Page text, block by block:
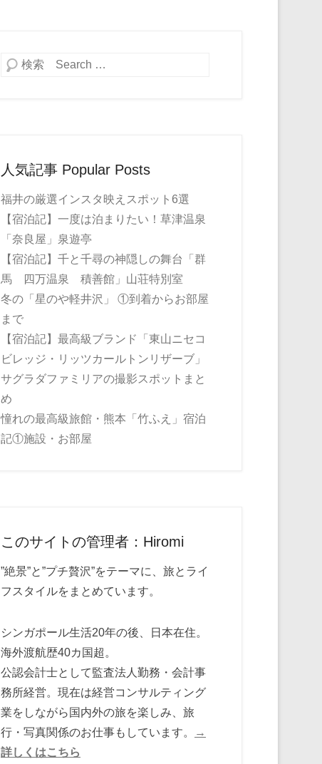
検索
人気記事 Popular Posts
福井の厳選インスタ映えスポット6選
【宿泊記】一度は泊まりたい！草津温泉
「奈良屋」泉遊亭
【宿泊記】千と千尋の神隠しの舞台「群
馬 四万温泉 積善館」山荘特別室
冬の「星のや軽井沢」 ①到着からお部屋
まで
【宿泊記】最高級ブランド「東山ニセコ
ビレッジ・リッツカールトンリザーブ」
サグラダファミリアの撮影スポットまと
め
憧れの最高級旅館・熊本「竹ふえ」宿泊
記①施設・お部屋
このサイトの管理者：Hiromi
”絶景”と”プチ贅沢”をテーマに、旅とライ
フスタイルをまとめています。
シンガポール生活20年の後、日本在住。
海外渡航歴40カ国超。
公認会計士として監査法人勤務・会計事
務所経営。現在は経営コンサルティング
業をしながら国内外の旅を楽しみ、旅
行・写真関係のお仕事もしています。
→
詳しくはこちら